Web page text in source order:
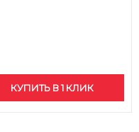
КУПИТЬ В 1 КЛИК